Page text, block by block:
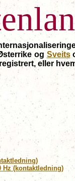
og Sveits
eller
Hz (kontaktledning)